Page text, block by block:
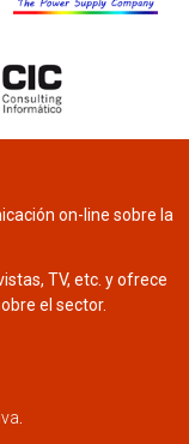
on-line sobre la
TV, etc. y ofrece
el sector.
.